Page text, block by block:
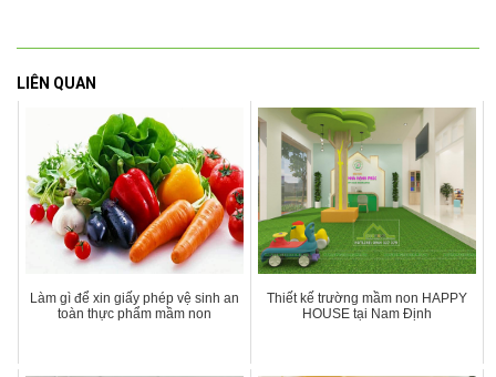
LIÊN QUAN
Làm gì để xin giấy phép vệ sinh an
toàn thực phẩm mầm non
Thiết kế trường mầm non HAPPY
HOUSE tại Nam Định